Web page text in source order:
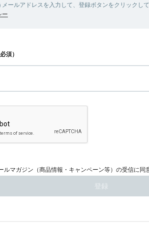
メールアドレスを入力して、登録ボタンをクリックし
ー
必須）
ルマガジン（商品情報・キャンペーン等）の受信に